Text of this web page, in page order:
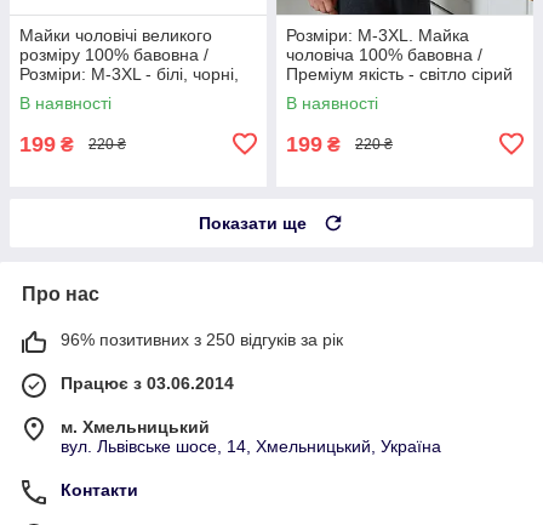
Майки чоловічі великого
розміру 100% бавовна /
Розміри: M-3XL - білі, чорні,
темно-сині, сірі
В наявності
199 ₴ 220 ₴
Розміри: M-3XL. Майка
чоловіча 100% бавовна /
Преміум якість - світло сірий
меланж
В наявності
199 ₴ 220 ₴
Показати ще
Про нас
96% позитивних з 250 відгуків за рік
Працює з 03.06.2014
м. Хмельницький
вул. Львівське шосе, 14, Хмельницький, Україна
Контакти